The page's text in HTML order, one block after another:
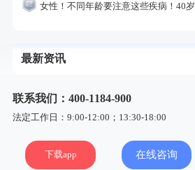
女性！不同年龄要注意这些疾病！40岁的这个疾病最需要注意！
最新资讯
联系我们：400-1184-900
法定工作日：9:00-12:00；13:30-18:00
下载app 在线咨询